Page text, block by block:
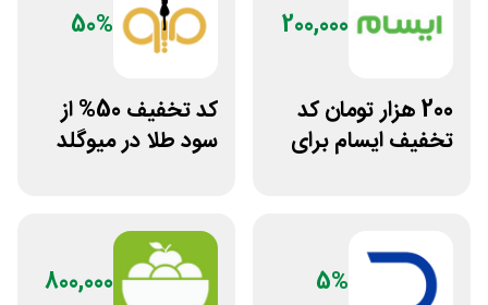
200,000
200 هزار تومان کد
تخفیف ایسام برای
50%
کد تخفیف 50% از
سود طلا در میوگلد
5%
800,000